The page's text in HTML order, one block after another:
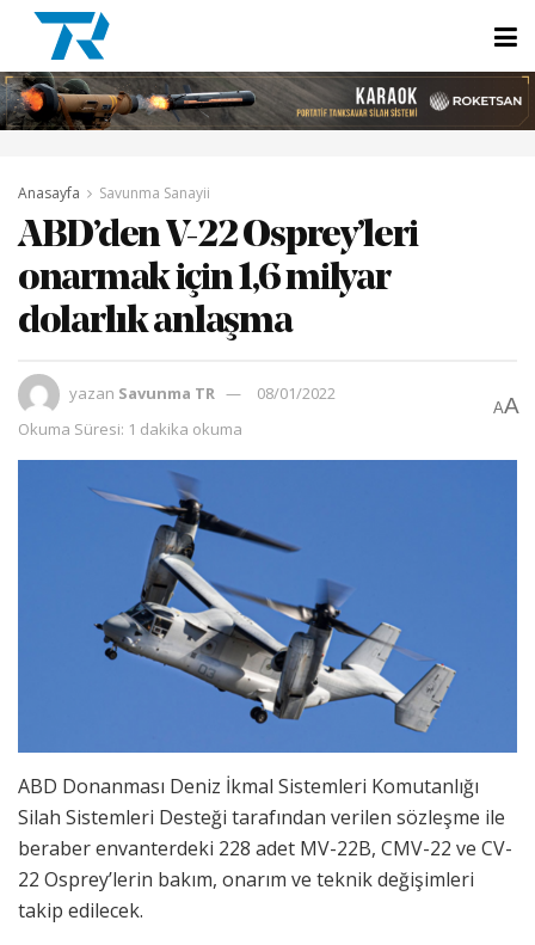
Anasayfa Savunma Sanayii
ABD’den V-22 Osprey’leri
onarmak için 1,6 milyar
dolarlık anlaşma
yazan Savunma TR
08/01/2022
Okuma Süresi: 1 dakika okuma
AA
ABD Donanması Deniz İkmal Sistemleri Komutanlığı
Silah Sistemleri Desteği tarafından verilen sözleşme ile
beraber envanterdeki 228 adet MV-22B, CMV-22 ve CV-
22 Osprey’lerin bakım, onarım ve teknik değişimleri
takip edilecek.